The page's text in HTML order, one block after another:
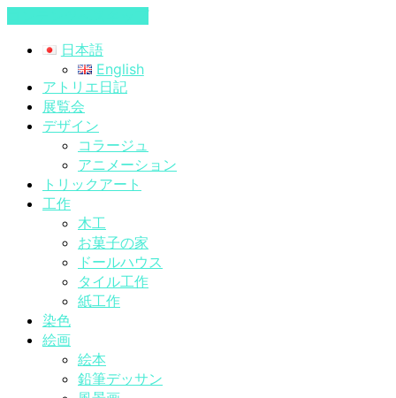
日本語
English
アトリエ日記
展覧会
デザイン
コラージュ
アニメーション
トリックアート
工作
木工
お菓子の家
ドールハウス
タイル工作
紙工作
染色
絵画
絵本
鉛筆デッサン